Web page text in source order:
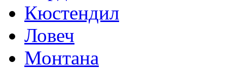
Кюстендил
Ловеч
Монтана